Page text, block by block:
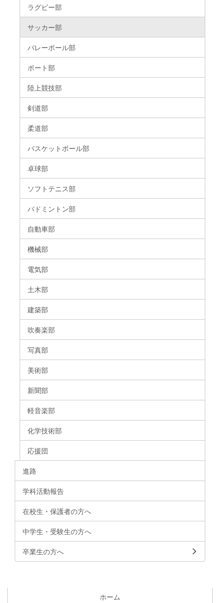
ラグビー部
サッカー部
バレーボール部
ボート部
陸上競技部
剣道部
柔道部
バスケットボール部
卓球部
ソフトテニス部
バドミントン部
自動車部
機械部
電気部
土木部
建築部
吹奏楽部
写真部
美術部
新聞部
軽音楽部
化学技術部
応援団
進路
学科活動報告
在校生・保護者の方へ
中学生・受験生の方へ
卒業生の方へ
ホーム